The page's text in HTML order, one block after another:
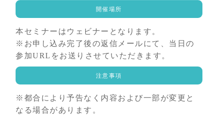
開催場所
本セミナーはウェビナーとなります。
※お申し込み完了後の返信メールにて、当日の
参加URLをお送りさせていただきます。
注意事項
※都合により予告なく内容および一部が変更と
なる場合があります。